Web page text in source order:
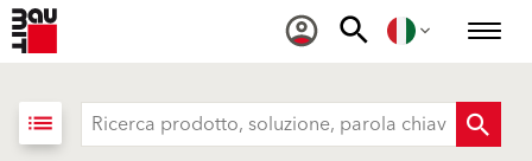
list